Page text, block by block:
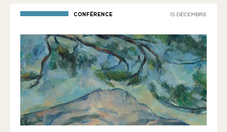
CONFÉRENCE 15 DÉCEMBRE